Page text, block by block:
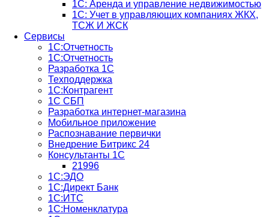
1С: Аренда и управление недвижимостью
1C: Учет в управляющих компаниях ЖКХ,
ТСЖ И ЖСК
Сервисы
1С:Отчетность
1С:Отчетность
Разработка 1С
Техподдержка
1С:Контрагент
1С СБП
Разработка интернет-магазина
Мобильное приложение
Распознавание первички
Внедрение Битрикс 24
Консультанты 1С
21996
1С:ЭДО
1С:Директ Банк
1С:ИТС
1С:Номенклатура